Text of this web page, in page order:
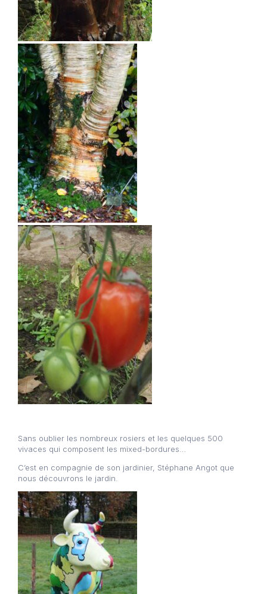
Sans oublier les nombreux rosiers et les quelques 500
vivaces qui composent les mixed-bordures…
C’est en compagnie de son jardinier, Stéphane Angot que
nous découvrons le jardin.